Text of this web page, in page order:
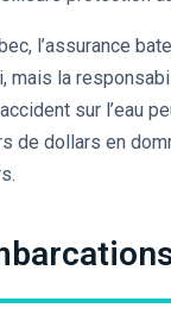
l’assurance
mais la
sur l’eau
de dollars en